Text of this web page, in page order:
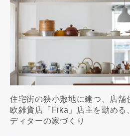
住宅街の狭小敷地に建つ、店舗
欧雑貨店「Fika」店主を勤める
ディターの家づくり